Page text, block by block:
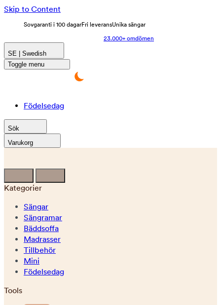
Skip to Content
Sovgaranti i 100 dagarFri leveransUnika sängar
23.000+ omdömen
SE | Swedish
Toggle menu
Födelsedag
Sök
Varukorg
Kategorier
Sängar
Sängramar
Bäddsoffa
Madrasser
Tillbehör
Mini
Födelsedag
Tools